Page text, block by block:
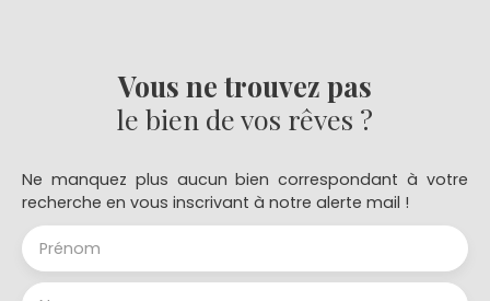
Vous ne trouvez pas
le bien de vos rêves ?
Ne manquez plus aucun bien correspondant à votre
recherche en vous inscrivant à notre alerte mail !
Prénom